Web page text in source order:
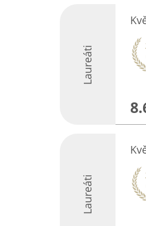
Laureáti
Laureáti